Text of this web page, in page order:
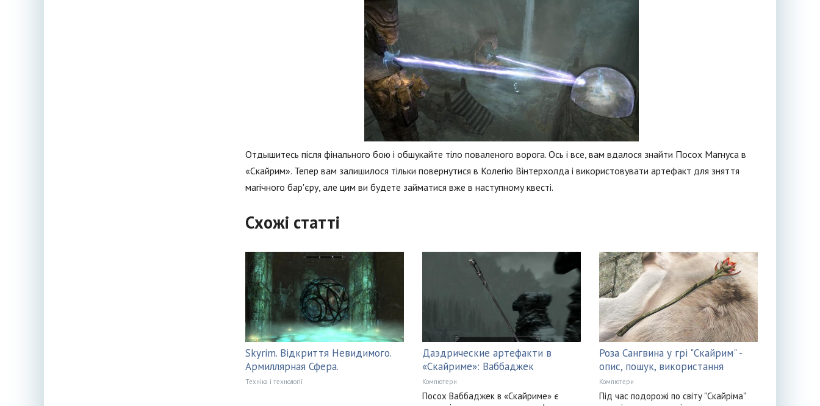
Отдышитесь після фінального бою і обшукайте тіло поваленого ворога. Ось і все, вам вдалося знайти Посох Магнуса в
«Скайрим». Тепер вам залишилося тільки повернутися в Колегію Вінтерхолда і використовувати артефакт для зняття
магічного бар'єру, але цим ви будете займатися вже в наступному квесті.
Схожі статті
Skyrim. Відкриття Невидимого.
Армиллярная Сфера.
Техніка і технології
Даэдрические артефакти в
«Скайриме»: Ваббаджек
Компютери
Посох Ваббаджек в «Скайриме» є
Роза Сангвина у грі "Скайрим" -
опис, пошук, використання
Компютери
Під час подорожі по світу "Скайріма"